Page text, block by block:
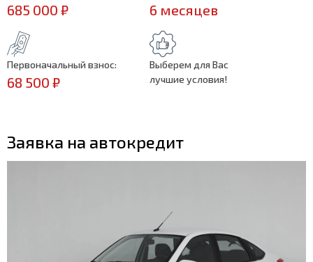
685 000 ₽ 6 месяцев
Первоначальный взнос:
68 500 ₽
Выберем для Вас
лучшие условия!
Заявка на автокредит